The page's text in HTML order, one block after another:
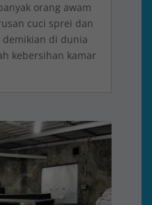
orang awam
cuci sprei dan
demikian di dunia
kebersihan kamar